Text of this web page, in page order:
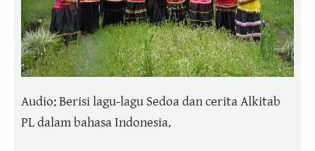
Audio: Berisi lagu-lagu Sedoa dan cerita Alkitab
PL dalam bahasa Indonesia.